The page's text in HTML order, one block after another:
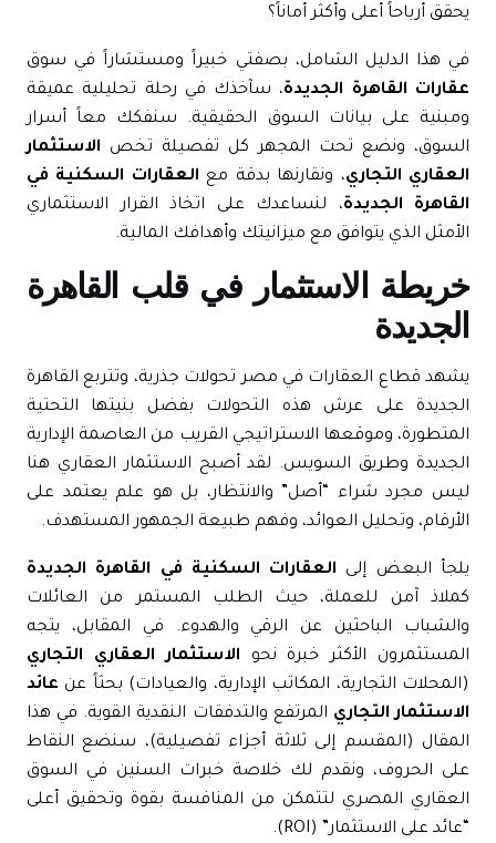
أرباحاً أعلى وأكثر أماناً؟
هذا الدليل الشامل، بصفتي خبيراً ومستشاراً في سوق
القاهرة الجديدة، سآخذك في رحلة تحليلية عميقة
على بيانات السوق الحقيقية. سنفكك معاً أسرار
ونضع تحت المجهر كل تفصيلة تخصالاستثمار
التجاري، ونقارنها بدقة مع العقارات السكنية في
الجديدة، لنساعدك على اتخاذ القرار الاستثماري
الذي يتوافق مع ميزانيتك وأهدافك المالية.
الاستثمار في قلب القاهرة
قطاع العقارات في مصر تحولات جذرية، وتتربعالقاهرة
على عرش هذه التحولات بفضل بنيتها التحتية
وموقعها الاستراتيجي القريب منالعاصمة الإدارية
وطريق السويس. لقد أصبح الاستثمار العقاري هنا
مجرد شراء “أصل” والانتظار، بل هو علم يعتمد على
وتحليل العوائد، وفهم طبيعة الجمهور المستهدف.
البعض إلى العقارات السكنية في القاهرة الجديدة
آمن للعملة، حيث الطلب المستمر من العائلات
الباحثين عن الرقي والهدوء. في المقابل، يتجه
الأكثر خبرة نحو الاستثمار العقاري التجاري
التجارية، المكاتب الإدارية، والعيادات) بحثاً عنعائد
التجاريالمرتفع والتدفقات النقدية القوية. في هذا
(المقسم إلى ثلاثة أجزاء تفصيلية)، سنضع النقاط
الحروف، ونقدم لك خلاصة خبرات السنين في السوق
المصري لتتمكن من المنافسة بقوة وتحقيق أعلى
على الاستثمار” (ROI).